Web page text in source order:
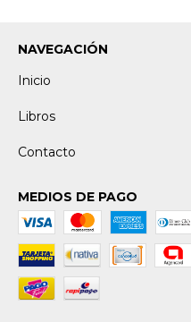
NAVEGACIÓN
Inicio
Libros
Contacto
MEDIOS DE PAGO